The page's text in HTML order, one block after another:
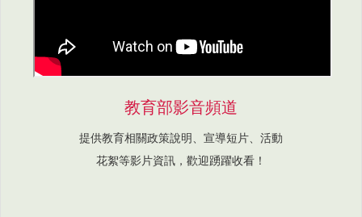
教育部影音頻道
提供教育相關政策說明、宣導短片、活動
花絮等影片資訊，歡迎踴躍收看！